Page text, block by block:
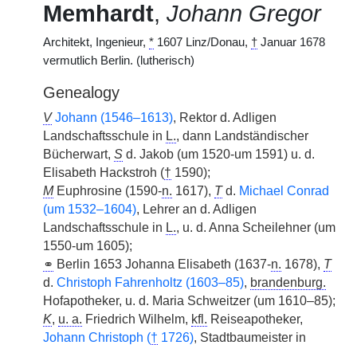
Memhardt, Johann Gregor
Architekt, Ingenieur, * 1607 Linz/Donau, † Januar 1678
vermutlich Berlin. (lutherisch)
Genealogy
V Johann (1546–1613), Rektor d. Adligen
Landschaftsschule in L., dann Landständischer
Bücherwart, S d. Jakob (um 1520-um 1591) u. d.
Elisabeth Hackstroh († 1590);
MEuphrosine (1590-n. 1617), Td. Michael Conrad
(um 1532–1604), Lehrer an d. Adligen
Landschaftsschule in L., u. d. Anna Scheilehner (um
1550-um 1605);
⚭ Berlin 1653 Johanna Elisabeth (1637-n. 1678), T
d. Christoph Fahrenholtz (1603–85), brandenburg.
Hofapotheker, u. d. Maria Schweitzer (um 1610–85);
K, u. a. Friedrich Wilhelm, kfl. Reiseapotheker,
Johann Christoph († 1726), Stadtbaumeister in